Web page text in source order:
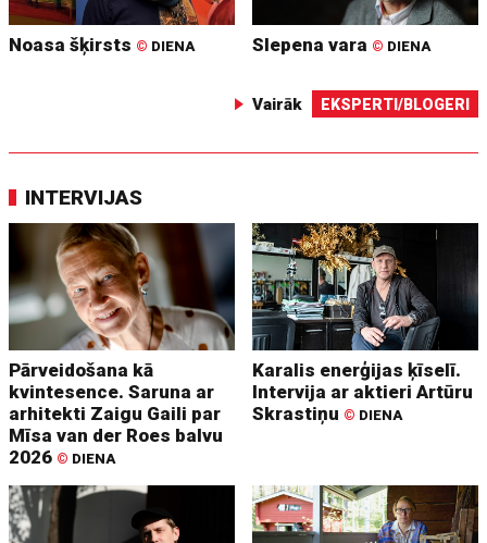
Noasa šķirsts © DIENA Slepena vara © DIENA
Vairāk EKSPERTI/BLOGERI
INTERVIJAS
Pārveidošana kā
kvintesence. Saruna ar
arhitekti Zaigu Gaili par
Mīsa van der Roes balvu
2026 © DIENA
Karalis enerģijas ķīselī.
Intervija ar aktieri Artūru
Skrastiņu © DIENA